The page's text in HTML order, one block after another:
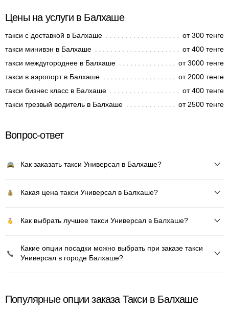
Цены на услуги в Балхаше
такси с доставкой в Балхаше
от 300 тенге
такси минивэн в Балхаше
от 400 тенге
такси междугороднее в Балхаше
от 3000 тенге
такси в аэропорт в Балхаше
от 2000 тенге
такси бизнес класс в Балхаше
от 400 тенге
такси трезвый водитель в Балхаше
от 2500 тенге
Вопрос-ответ
Как заказать такси Универсал в Балхаше?
Какая цена такси Универсал в Балхаше?
Как выбрать лучшее такси Универсал в Балхаше?
Какие опции посадки можно выбрать при заказе такси
Универсал в городе Балхаше?
Популярные опции заказа Такси в Балхаше